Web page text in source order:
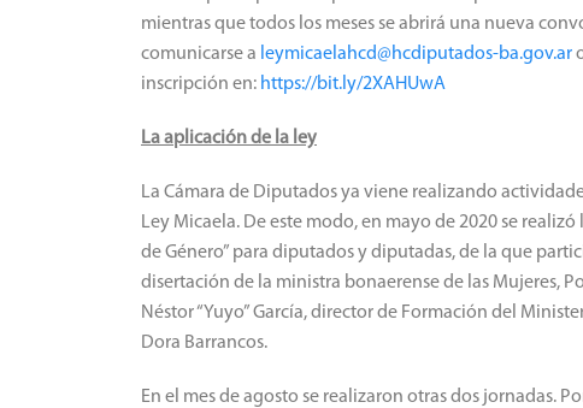
mientras que todos los meses se abrirá una nueva
comunicarse a leymicaelahcd@hcdiputados-ba.gov.ar
inscripción en: https://bit.ly/2XAHUwA
La aplicación de la ley
La Cámara de Diputados ya viene realizando
Ley Micaela. De este modo, en mayo de 2020 se
de Género” para diputados y diputadas, de la que
disertación de la ministra bonaerense de las Mujeres,
Néstor “Yuyo” García, director de Formación del
Dora Barrancos.
En el mes de agosto se realizaron otras dos jornadas.